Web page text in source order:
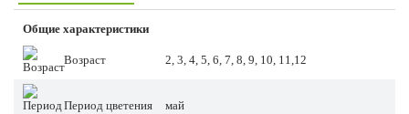
Общие характеристики
Возраст 2, 3, 4, 5, 6, 7, 8, 9, 10, 11,12
Период цветения май